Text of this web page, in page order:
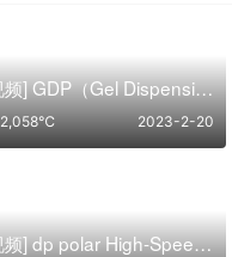
[视频] GDP（Gel Dispensing Printing）凝胶点胶打印成型技术介绍
2023-2-20
2,058℃
[视频] dp polar High-Speed Rotative (HSR)高速旋转3D打印技术工艺